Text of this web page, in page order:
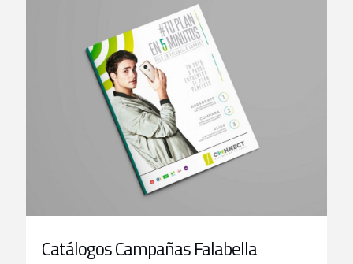
Catálogos Campañas Falabella